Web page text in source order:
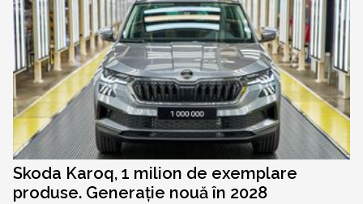
Skoda Karoq, 1 milion de exemplare
produse. Generație nouă în 2028